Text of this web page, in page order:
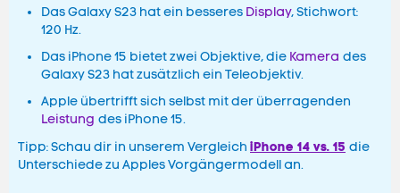
Das Galaxy S23 hat ein besseres Display, Stichwort:
120 Hz.
Das iPhone 15 bietet zwei Objektive, die Kamera des
Galaxy S23 hat zusätzlich ein Teleobjektiv.
Apple übertrifft sich selbst mit der überragenden
Leistung des iPhone 15.
Tipp: Schau dir in unserem Vergleich iPhone 14 vs. 15 die
Unterschiede zu Apples Vorgängermodell an.